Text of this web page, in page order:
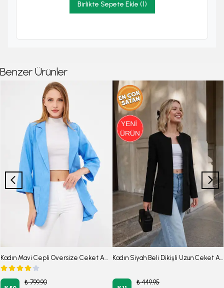
Birlikte Sepete Ekle (1)
Benzer Ürünler
₺ 799.90 ₺ 449.95